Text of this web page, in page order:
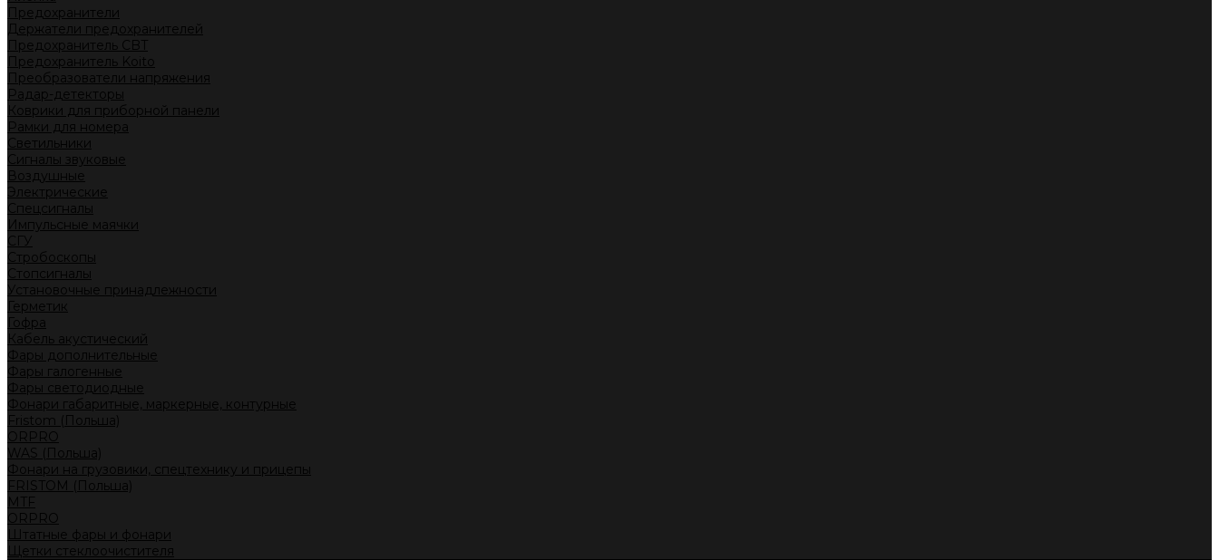
Предохранители
Держатели предохранителей
Предохранитель CBT
Предохранитель Koito
Преобразователи напряжения
Радар-детекторы
Коврики для приборной панели
Рамки для номера
Светильники
Сигналы звуковые
Воздушные
Электрические
Спецсигналы
Импульсные маячки
СГУ
Стробоскопы
Стопсигналы
Установочные принадлежности
Герметик
Гофра
Кабель акустический
Фары дополнительные
Фары галогенные
Фары светодиодные
Фонари габаритные, маркерные, контурные
Fristom (Польша)
ORPRO
WAS (Польша)
Фонари на грузовики, спецтехнику и прицепы
FRISTOM (Польша)
MTF
ORPRO
Штатные фары и фонари
Щетки стеклоочистителя